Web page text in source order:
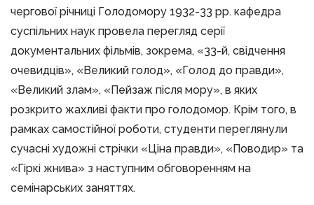
чергової річниці Голодомору 1932-33 рр. кафедра
суспільних наук провела перегляд серії
документальних фільмів, зокрема, «33-й, свідчення
очевидців», «Великий голод», «Голод до правди»,
«Великий злам», «Пейзаж після мору», в яких
розкрито жахливі факти про голодомор. Крім того, в
рамках самостійної роботи, студенти переглянули
сучасні художні стрічки «Ціна правди», «Поводир» та
«Гіркі жнива» з наступним обговоренням на
семінарських заняттях.